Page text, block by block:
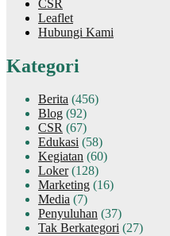
CSR
Leaflet
Hubungi Kami
Kategori
Berita (456)
Blog (92)
CSR (67)
Edukasi (58)
Kegiatan (60)
Loker(128)
Marketing (16)
Media (7)
Penyuluhan (37)
Tak Berkategori (27)